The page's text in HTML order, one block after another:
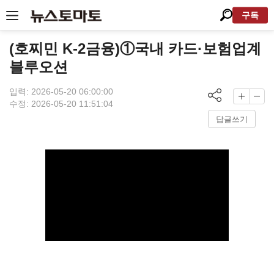
구독
(호찌민 K-2금융)①국내 카드·보험업계
블루오션
입력: 2026-05-20 06:00:00
수정: 2026-05-20 11:51:04
답글쓰기